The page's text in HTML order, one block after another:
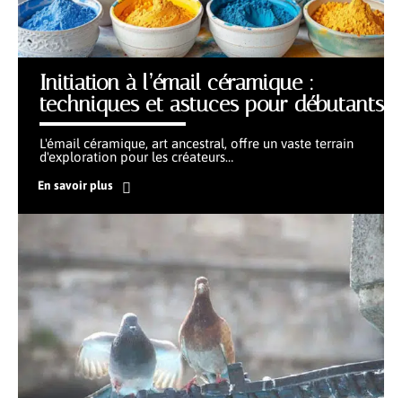
Initiation à l’émail céramique :
techniques et astuces pour débutants
L'émail céramique, art ancestral, offre un vaste terrain
d'exploration pour les créateurs…
En savoir plus